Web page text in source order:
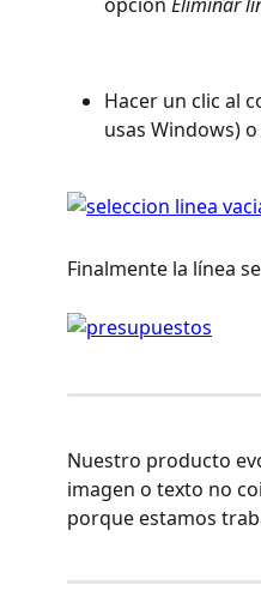
Hacer un clic al
usas Windows)
Finalmente la línea
Nuestro producto
imagen o texto no
porque estamos